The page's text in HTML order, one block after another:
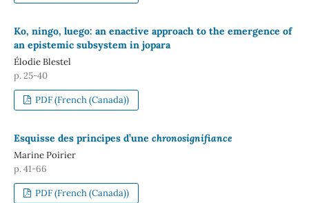
Ko, ningo, luego: an enactive approach to the emergence of
an epistemic subsystem in jopara
Élodie Blestel
p. 25-40
PDF (French (Canada))
Esquisse des principes d’une chronosignifiance
Marine Poirier
p. 41-66
PDF (French (Canada))